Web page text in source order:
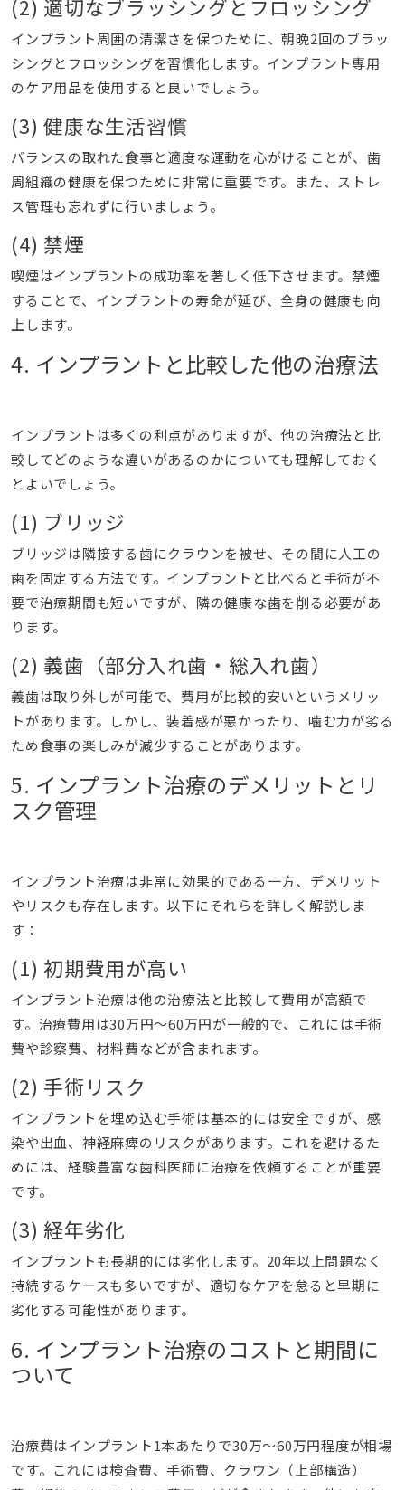
(2) 適切なブラッシングとフロッシング
インプラント周囲の清潔さを保つために、朝晩2回のブラッ
シングとフロッシングを習慣化します。インプラント専用
のケア用品を使用すると良いでしょう。
(3) 健康な生活習慣
バランスの取れた食事と適度な運動を心がけることが、歯
周組織の健康を保つために非常に重要です。また、ストレ
ス管理も忘れずに行いましょう。
(4) 禁煙
喫煙はインプラントの成功率を著しく低下させます。禁煙
することで、インプラントの寿命が延び、全身の健康も向
上します。
4. インプラントと比較した他の治療法
インプラントは多くの利点がありますが、他の治療法と比
較してどのような違いがあるのかについても理解しておく
とよいでしょう。
(1) ブリッジ
ブリッジは隣接する歯にクラウンを被せ、その間に人工の
歯を固定する方法です。インプラントと比べると手術が不
要で治療期間も短いですが、隣の健康な歯を削る必要があ
ります。
(2) 義歯（部分入れ歯・総入れ歯）
義歯は取り外しが可能で、費用が比較的安いというメリッ
トがあります。しかし、装着感が悪かったり、噛む力が劣る
ため食事の楽しみが減少することがあります。
5. インプラント治療のデメリットとリ
スク管理
インプラント治療は非常に効果的である一方、デメリット
やリスクも存在します。以下にそれらを詳しく解説しま
す：
(1) 初期費用が高い
インプラント治療は他の治療法と比較して費用が高額で
す。治療費用は30万円〜60万円が一般的で、これには手術
費や診察費、材料費などが含まれます。
(2) 手術リスク
インプラントを埋め込む手術は基本的には安全ですが、感
染や出血、神経麻痺のリスクがあります。これを避けるた
めには、経験豊富な歯科医師に治療を依頼することが重要
です。
(3) 経年劣化
インプラントも長期的には劣化します。20年以上問題なく
持続するケースも多いですが、適切なケアを怠ると早期に
劣化する可能性があります。
6. インプラント治療のコストと期間に
ついて
治療費はインプラント1本あたりで30万〜60万円程度が相場
です。これには検査費、手術費、クラウン（上部構造）